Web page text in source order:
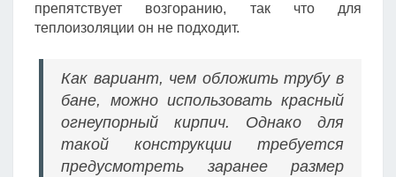
препятствует возгоранию, так что для
теплоизоляции он не подходит.
Как вариант, чем обложить трубу в
бане, можно использовать красный
огнеупорный кирпич. Однако для
такой конструкции требуется
предусмотреть заранее размер